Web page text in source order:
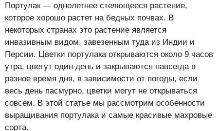
Портулак — однолетнее стелющееся растение,
которое хорошо растет на бедных почвах. В
некоторых странах это растение является
инвазивным видом, завезенным туда из Индии и
Персии. Цветки портулака открываются около 9 часов
утра, цветут один день и закрываются навсегда в
разное время дня, в зависимости от погоды, если
весь день пасмурно, цветки могут не открываться
совсем. В этой статье мы рассмотрим особенности
выращивания портулака и самые красивые махровые
сорта.